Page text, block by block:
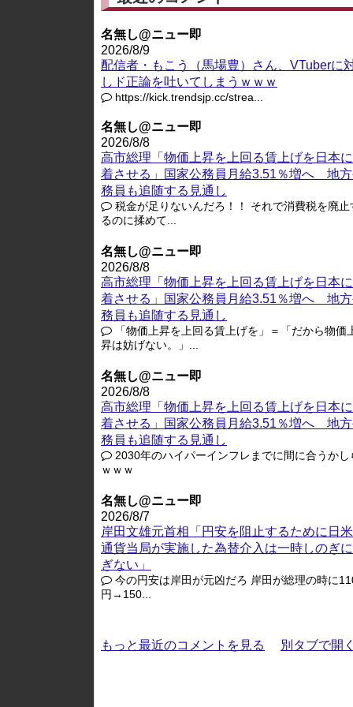
名無し@ニュー即
2026/8/9
配信者・もこう（馬場豊）さん、VTuberに
しド正論を吐いてしまうｗｗｗ
https://kick.trendsjp.cc/strea...
名無し@ニュー即
2026/8/8
高市総理「物価上昇を上回る賃上げを日本
着させる」国家公務員月給3.51％増へ 地
務員も追随する見通し
税金が足りないんだろ！！ それで消費税を廃止
るのに揉めて...
名無し@ニュー即
2026/8/8
高市総理「物価上昇を上回る賃上げを日本
着させる」国家公務員月給3.51％増へ 地
務員も追随する見通し
「物価上昇を上回る賃上げを」＝「だから物価
昇は妨げない。」...
名無し@ニュー即
2026/8/8
高市総理「物価上昇を上回る賃上げを日本
着させる」国家公務員月給3.51％増へ 地
務員も追随する見通し
2030年のハイパーインフレまでに間に合うかし
ｗｗｗ
名無し@ニュー即
2026/8/7
岸田文雄元首相「円安を阻止するために日
通貨当局が実施した為替介入は一時しのぎ
ぎない」
今の円安は岸田が元凶だろ 岸田が総理の時に
円→150...
もっと最近のコメントを見る 別タブで開く